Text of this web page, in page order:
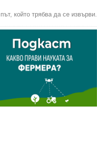
който трябва да се извърви.